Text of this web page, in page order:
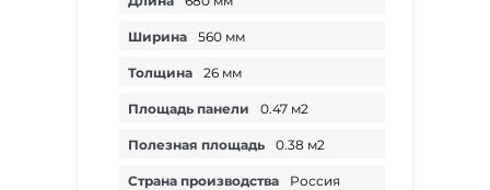
Ширина 560 мм
Толщина 26 мм
Площадь панели 0.47 м2
Полезная площадь 0.38 м2
Страна производства Россия